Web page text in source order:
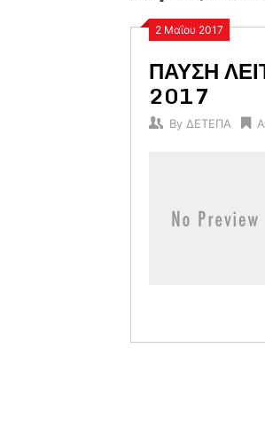
2 Μαΐου 2017
ΠΑΥΣΗ
2017
By ΔΕΤΕΠΑ